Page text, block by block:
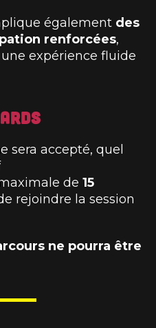
également des
renforcées,
expérience fluide
sera accepté, quel
de 15
rejoindre la session
ne pourra être